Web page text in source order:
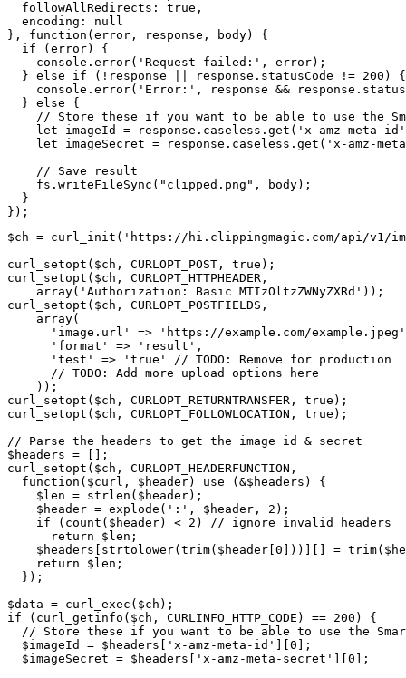
  followAllRedirects: true,
  encoding: null
}, function(error, response, body) {
  if (error) {
    console.error('Request failed:', error);
  } else if (!response || response.statusCode != 200) {
console.error('Error:', response &&
  } else {
// Store these if you want to be able to use the
let imageId = response.caseless.get('x-amz-meta-
let imageSecret = response.caseless.get('x-amz-
    // Save result
    fs.writeFileSync("clipped.png", body);
  }
$ch = curl_init('https://hi.clippingmagic.com/api/v1/
curl_setopt($ch, CURLOPT_POST, true);
curl_setopt($ch, CURLOPT_HTTPHEADER,
    array('Authorization: Basic MTIzOltzZWNyZXRd'));
curl_setopt($ch, CURLOPT_POSTFIELDS,
    array(
'image.url' => 'https://example.com/
      'format' => 'result',
      'test' => 'true' // TODO: Remove for production
      // TODO: Add more upload options here
    ));
curl_setopt($ch, CURLOPT_RETURNTRANSFER, true);
curl_setopt($ch, CURLOPT_FOLLOWLOCATION, true);
// Parse the headers to get the image id & secret
$headers = [];
curl_setopt($ch, CURLOPT_HEADERFUNCTION,
  function($curl, $header) use (&$headers) {
    $len = strlen($header);
    $header = explode(':', $header, 2);
    if (count($header) < 2) // ignore invalid headers
      return $len;
$headers[strtolower(trim($header[0]))][] =
    return $len;
  });
$data = curl_exec($ch);
if (curl_getinfo($ch, CURLINFO_HTTP_CODE) == 200) {
// Store these if you want to be able to use the
  $imageId = $headers['x-amz-meta-id'][0];
  $imageSecret = $headers['x-amz-meta-secret'][0];